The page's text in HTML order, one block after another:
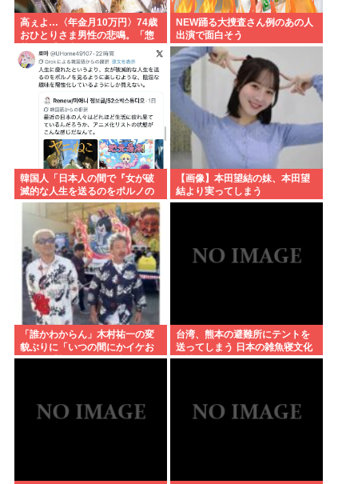
高ぇよ…〈年金月10万円〉74歳
おひとりさま男性の悲鳴。「惣
菜すら手が出ない」
NEW踊る大捜査さん例のあの人
出演で面白そう
韓国人「日本人の間で『女が破
滅的な人生を送るのをポルノの
ように楽しむ陰湿な趣味』が流
行っている」119万バズ
【画像】本田望結の妹、本田望
結より実ってしまう
「誰かわからん」木村祐一の変
貌ぶりに「いつの間にかイケお
じに」「松ちゃんより痩せてな
台湾、熊本の避難所にテントを
送ってしまう 日本の雑魚寝文化
を壊すな！